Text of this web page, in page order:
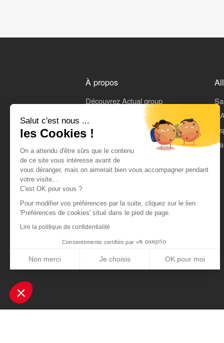
Salut c'est nous ...
les Cookies !
On a attendu d'être sûrs que le contenu
de ce site vous intéresse avant de
vous déranger, mais on aimerait bien vous accompagner pendant
votre visite...
C'est OK pour vous ?
Pour modifier vos préférences par la suite, cliquez sur le lien
'Préférences de cookies' situé dans le pied de page.
Lire la politique de confidentialité
Consentements certifiés par
Non merci Je choisis OK pour moi
Notre plateforme vous permet d'adapter et de gérer vos
À propos
Découvrez Actual group
On parle de nous
CGU
Données personnelles